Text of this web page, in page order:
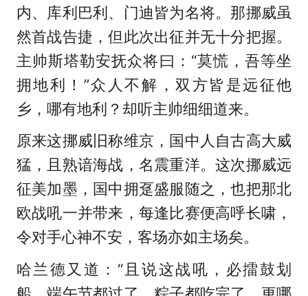
内、库利巴利、门迪皆为名将。那挪威虽
然首战告捷，但此次出征并无十分把握。
主帅斯塔勒安抚众将曰：“莫慌，吾等坐
拥地利！”众人不解，双方皆是远征他
乡，哪有地利？却听主帅细细道来。
原来这挪威旧称维京，国中人自古高大威
猛，且熟谙海战，名震重洋。这次挪威远
征美加墨，国中拥趸盛服随之，也把那北
欧战吼一并带来，每逢比赛便高呼长啸，
令对手心神不安，客场亦如主场矣。
哈兰德又道：“且说这战吼，必擂鼓划